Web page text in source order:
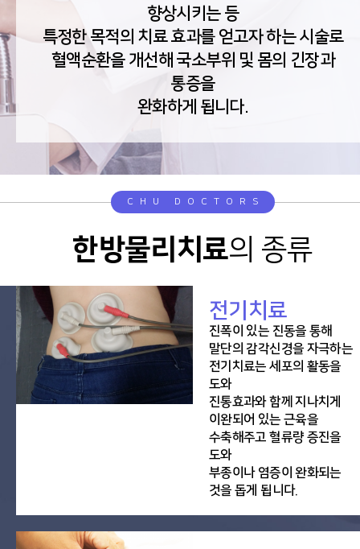
향상시키는 등
특정한 목적의 치료 효과를 얻고자 하는 시술로
혈액순환을 개선해 국소부위 및 몸의 긴장과
통증을
완화하게 됩니다.
CHU DOCTORS
한방물리치료의 종류
전기치료
진폭이 있는 진동을 통해
말단의 감각신경을 자극하는
전기치료는 세포의 활동을
도와
진통효과와 함께 지나치게
이완되어 있는 근육을
수축해주고 혈류량 증진을
도와
부종이나 염증이 완화되는
것을 돕게 됩니다.